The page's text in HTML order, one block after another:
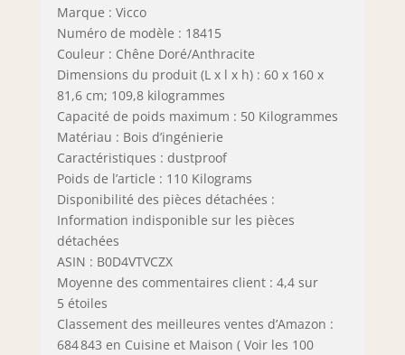
Marque : Vicco
Numéro de modèle : 18415
Couleur : Chêne Doré/Anthracite
Dimensions du produit (L x l x h) : 60 x 160 x
81,6 cm; 109,8 kilogrammes
Capacité de poids maximum : 50 Kilogrammes
Matériau : Bois d’ingénierie
Caractéristiques : dustproof
Poids de l’article : 110 Kilograms
Disponibilité des pièces détachées :
Information indisponible sur les pièces
détachées
ASIN : B0D4VTVCZX
Moyenne des commentaires client : 4,4 sur
5 étoiles
Classement des meilleures ventes d’Amazon :
684 843 en Cuisine et Maison ( Voir les 100